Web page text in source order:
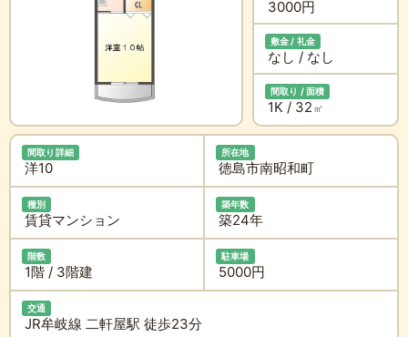
3000円
敷金 / 礼金
なし / なし
間取り / 面積
1K / 32 ㎡
間取り詳細
洋10
所在地
徳島市南昭和町
種別
賃貸マンション
築年数
築24年
階数
1階 / 3階建
駐車場
5000円
交通
JR牟岐線 二軒屋駅 徒歩23分